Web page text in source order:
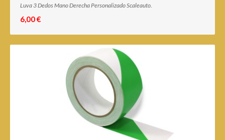
Luva 3 Dedos Mano Derecha Personalizado Scaleauto.
6,00 €